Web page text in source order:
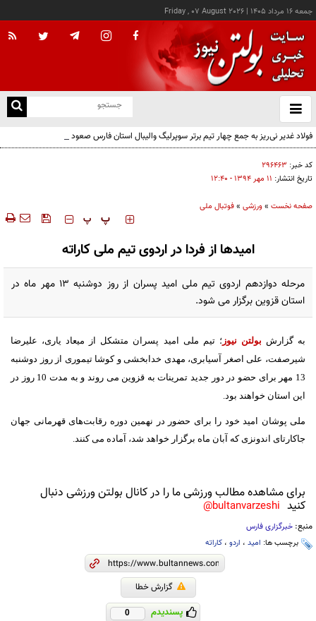
جمعه ۱۶ مرداد ۱۴۰۵ |
Friday , 07 August 2026
باز
و
فولاد غدیر نی‌ریز به جمع چهار تیم برتر سوپرلیگ والیبال استان فارس صعود کرد
کد خبر: ۲۹۶۴۶۳
تاریخ انتشار: ۱۱ مهر ۱۳۹۴ - ۱۲:۴۰
صفحه نخست »ورزشی »فوتبال ملی
‍‍‍ پ پ
امید‌ها از فردا در اردوی تیم ملی کاراته
مرحله دوازدهم اردوی تیم ملی امید پسران از روز دوشنبه 13 مهر ماه در
استان قزوین برگزار می شود.
به گزارش بولتن نیوز ؛ تیم ملی امید پسران متشکل از میعاد یاری، علیرضا
شیرصفت، علی اصغر آسیابری، مهدی خدابخشی و کوشا تیموری از روز دوشنبه
13 مهر برای حضو در دور جدید تمرینات به قزوین می روند و به مدت 10 روز در
این استان خواهند بود.
ملی پوشان امید خود را برای حضور در نهمین دوره رقابت‌های قهرمانی جهان
جاکارتای اندونزی که آبان ماه برگزار خواهد شد، آماده می کنند.
برای مشاهده مطالب ورزشی ما را در کانال بولتن ورزشی دنبال
کنید bultanvarzeshi@
منبع: خبرگزاری فارس
برچسب ها: امید ، اردو ، کاراته
گزارش خطا
پسندیدم 0